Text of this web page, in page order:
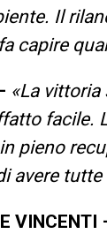
Il
capire
«La
facile.
pieno
avere
VINCENTI